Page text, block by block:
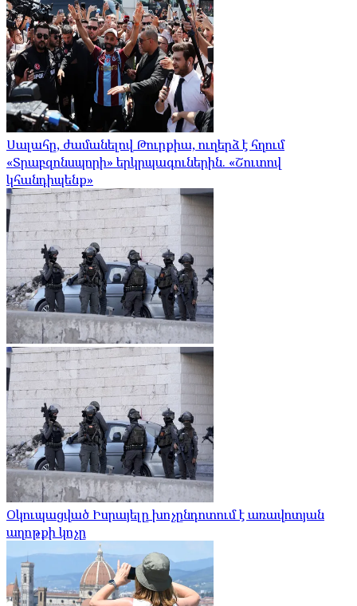
Սալահը, ժամանելով Թուրքիա, ուղերձ է հղում
«Տրաբզոնսպորի» երկրպագուներին. «Շուտով
կհանդիպենք»
Օկուպացված Իսրայելը խոչընդոտում է առավոտյան
աղոթքի կոչը